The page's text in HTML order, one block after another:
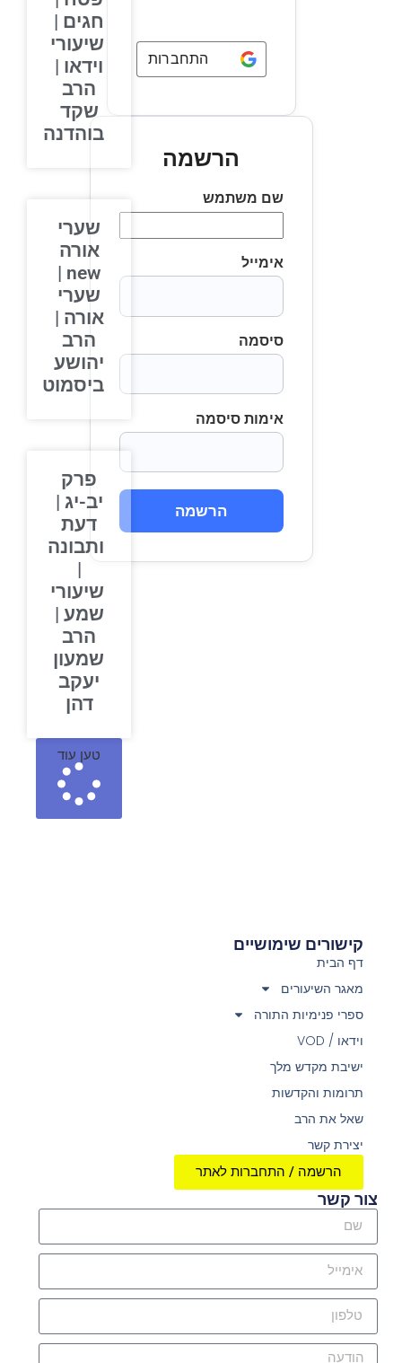
התחברות באמצעותGoogle
הרשמה
שם משתמש
אימייל
סיסמה
אימות סיסמה
הרשמה
חגים |
שיעורי
וידאו |
הרב
שקד
בוהדנה
שערי
אורה
new |
שערי
אורה |
הרב
יהושע
ביסמוט
פרק
יב-יג |
דעת
ותבונה
שיעורי
שמע |
הרב
שמעון
יעקב
דהן
טען עוד
קישורים שימושיים
דף הבית
מאגר השיעורים
ספרי פנימיות התורה
וידאו / VOD
ישיבת מקדש מלך
תרומות והקדשות
שאל את הרב
יצירת קשר
הרשמה / התחברות לאתר
צור קשר